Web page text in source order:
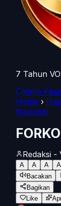
7 Tahun
Kirim
Home ›
Nasional
Redaksi -
A A A
A
Bacakan
Bagikan
Like